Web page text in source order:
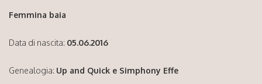
Femmina baia
Data di nascita: 05.06.2016
Genealogia: Up and Quick e Simphony Effe